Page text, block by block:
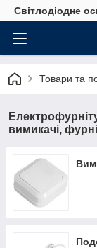
Світлодіодне
Товари та
вимикачі,